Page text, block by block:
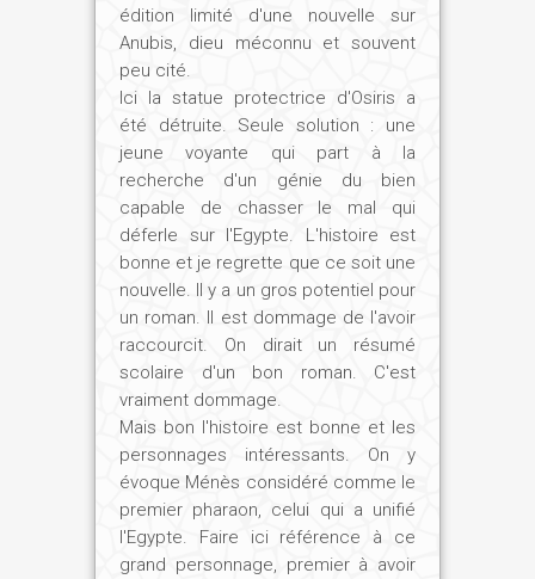
édition limité d'une nouvelle sur
Anubis, dieu méconnu et souvent
peu cité.
Ici la statue protectrice d'Osiris a
été détruite. Seule solution : une
jeune voyante qui part à la
recherche d'un génie du bien
capable de chasser le mal qui
déferle sur l'Egypte. L'histoire est
bonne et je regrette que ce soit une
nouvelle. Il y a un gros potentiel pour
un roman. Il est dommage de l'avoir
raccourcit. On dirait un résumé
scolaire d'un bon roman. C'est
vraiment dommage.
Mais bon l'histoire est bonne et les
personnages intéressants. On y
évoque Ménès considéré comme le
premier pharaon, celui qui a unifié
l'Egypte. Faire ici référence à ce
grand personnage, premier à avoir